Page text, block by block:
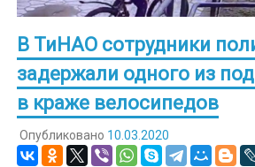
В ТиНАО сотрудники
задержали одного из
в краже велосипедов
Опубликовано 10.03.2020